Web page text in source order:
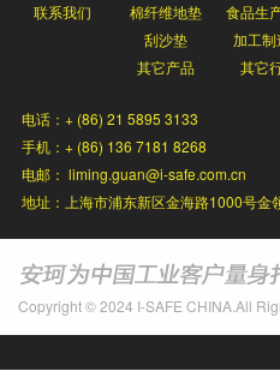
联系我们
棉纤维地垫
刮沙垫
其它产品
食品生
加工制
其它
电话：+ (86) 21 5895 3133
手机：+ (86) 136 7181 8268
电邮： liming.guan@i-safe.com.cn
地址：上海市浦东新区金海路1000号金
Copyright © 2024 I-SAFE CHINA.All